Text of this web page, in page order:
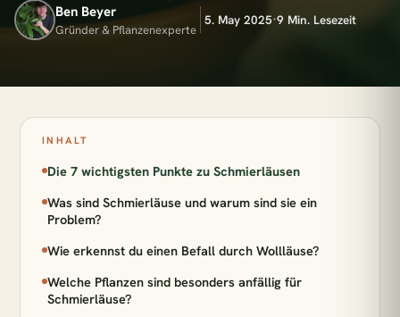
Ben Beyer
Gründer & Pflanzenexperte
5. May 2025·9 Min. Lesezeit
INHALT
Die 7 wichtigsten Punkte zu Schmierläusen
Was sind Schmierläuse und warum sind sie ein
Problem?
Wie erkennst du einen Befall durch Wollläuse?
Welche Pflanzen sind besonders anfällig für
Schmierläuse?
Monstera